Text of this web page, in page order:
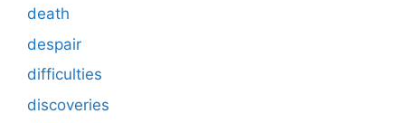
death
despair
difficulties
discoveries